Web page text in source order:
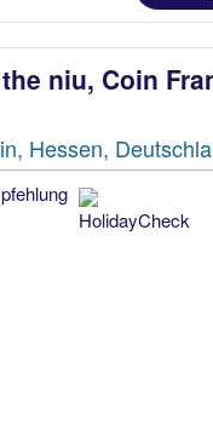
niu, Coin
Hessen,